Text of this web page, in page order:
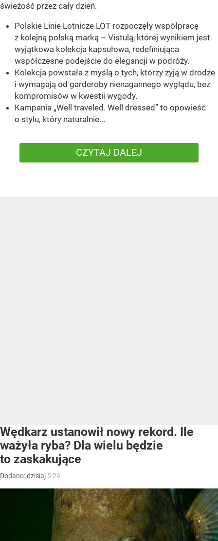
świeżość przez cały dzień.
Polskie Linie Lotnicze LOT rozpoczęły współpracę
z kolejną polską marką – Vistulą, której wynikiem jest
wyjątkowa kolekcja kapsułowa, redefiniująca
współczesne podejście do elegancji w podróży.
Kolekcja powstała z myślą o tych, którzy żyją w drodze
i wymagają od garderoby nienagannego wyglądu, bez
kompromisów w kwestii wygody.
Kampania „Well traveled. Well dressed” to opowieść
o stylu, który naturalnie...
CZYTAJ DALEJ
Wędkarz ustanowił nowy rekord. Ile
ważyła ryba? Dla wielu będzie
to zaskakujące
Dodano:dzisiaj 5:29